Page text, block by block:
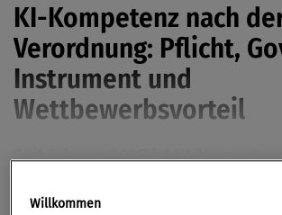
KI-Kompetenz nach
Verordnung: Pflicht,
Instrument und
Wettbewerbsvorteil
Seit Februar 2025 ist KI-
müssen sicherstellen, dass ihre
Willkommen